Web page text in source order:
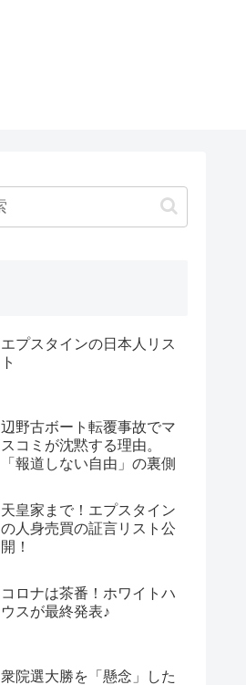
エプスタインの日本人リス
ト
辺野古ボート転覆事故でマ
スコミが沈黙する理由。
「報道しない自由」の裏側
天皇家まで！エプスタイン
の人身売買の証言リスト公
開！
コロナは茶番！ホワイトハ
ウスが最終発表♪
衆院選大勝を「懸念」した